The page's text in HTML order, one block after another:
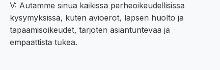
V: Autamme sinua kaikissa perheoikeudellisissa
kysymyksissä, kuten avioerot, lapsen huolto ja
tapaamisoikeudet, tarjoten asiantuntevaa ja
empaattista tukea.